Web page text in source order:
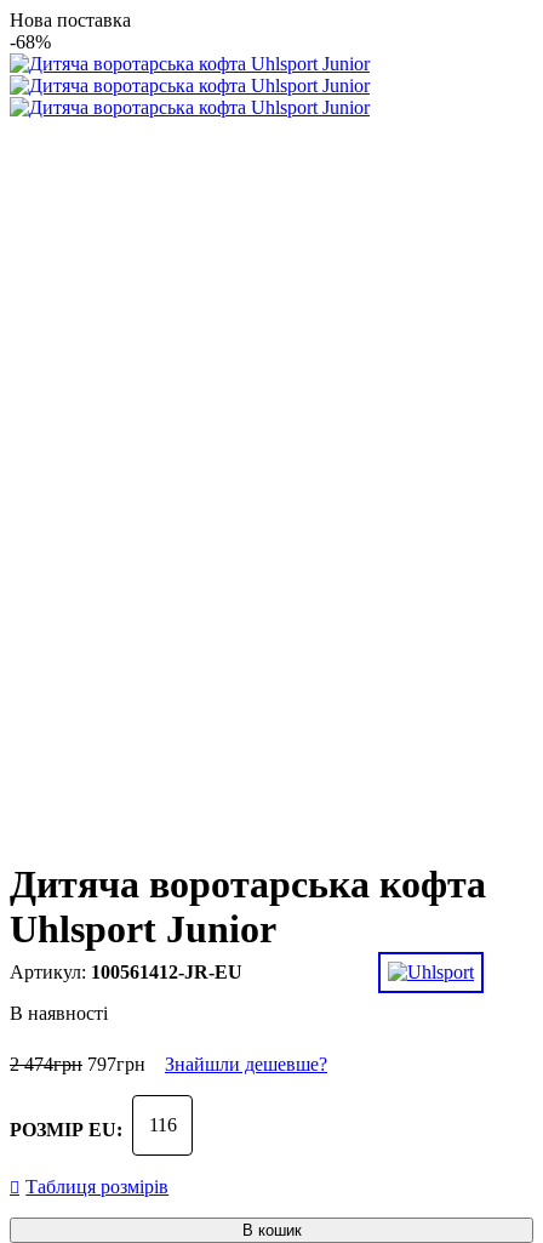
Нова поставка
-68%
Дитяча воротарська кофта
Uhlsport Junior
100561412-JR-EU
В наявності
2 474грн 797грн Знайшли дешевше?
РОЗМІР EU: 116
Таблиця розмірів
В кошик